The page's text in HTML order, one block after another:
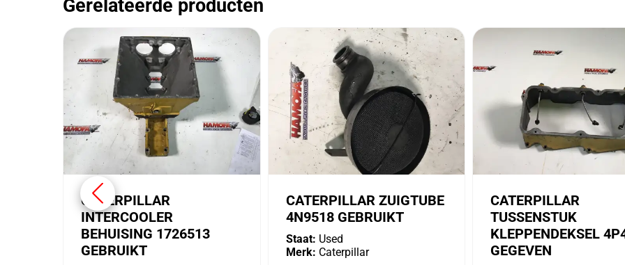
Gerelateerde producten
CATERPILLAR
INTERCOOLER
BEHUISING 1726513
GEBRUIKT
CATERPILLAR ZUIGTUBE
4N9518 GEBRUIKT
Staat: Used
Merk: Caterpillar
CATERPILLAR
TUSSENSTUK
KLEPPENDEKSEL
GEGEVEN